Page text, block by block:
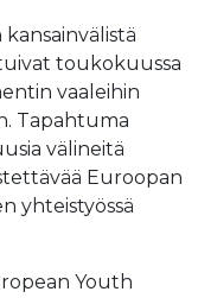
toukokuussa
vaaleihin
Tapahtuma
välineitä
Euroopan
yhteistyössä
Youth